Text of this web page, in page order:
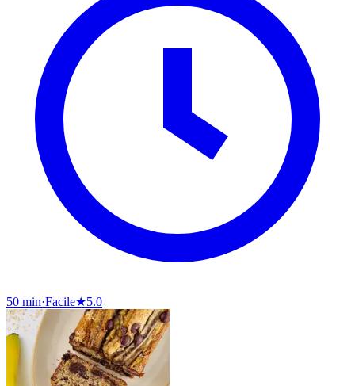
50 min·Facile★5.0